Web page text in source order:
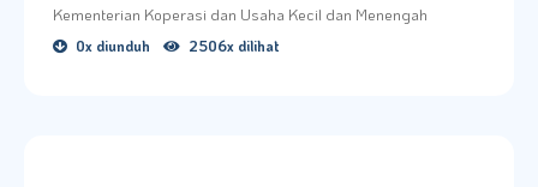
Kementerian Koperasi dan Usaha Kecil dan Menengah
0x diunduh 2506x dilihat